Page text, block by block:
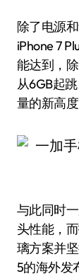
除了电源
iPhone 7
能达到，
从6GB起
量的新高度
与此同时
头性能，
璃方案并
5的海外发